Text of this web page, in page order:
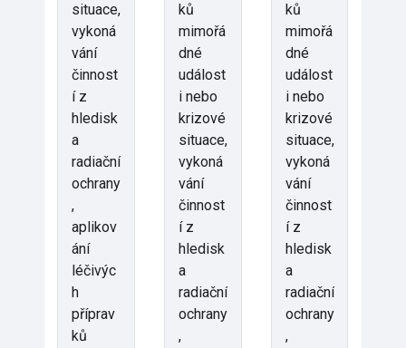
situace,
vykoná
vání
činnost
í z
hledisk
a
radiační
ochrany
,
aplikov
ání
léčivýc
h
příprav
ků
ků
mimořá
dné
událost
i nebo
krizové
situace,
vykoná
vání
činnost
í z
hledisk
a
radiační
ochrany
,
ků
mimořá
dné
událost
i nebo
krizové
situace,
vykoná
vání
činnost
í z
hledisk
a
radiační
ochrany
,